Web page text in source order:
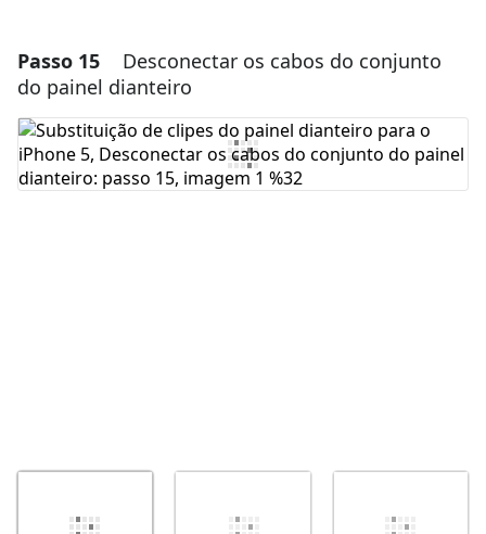
Adicionar um comentário
Comentar
Passo 15
Desconectar os cabos do conjunto
do painel dianteiro